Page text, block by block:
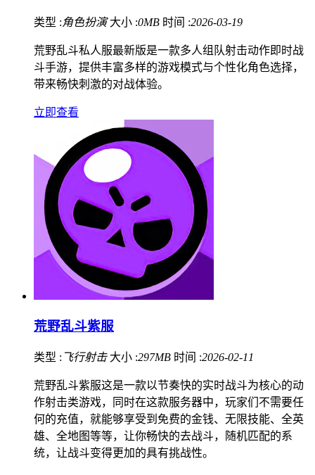
类型 :角色扮演 大小 :0MB 时间 :2026-03-19
荒野乱斗私人服最新版是一款多人组队射击动作即时战
斗手游，提供丰富多样的游戏模式与个性化角色选择，
带来畅快刺激的对战体验。
立即查看
荒野乱斗紫服
类型 : 飞行射击 大小 :297MB 时间 :2026-02-11
荒野乱斗紫服这是一款以节奏快的实时战斗为核心的动
作射击类游戏，同时在这款服务器中，玩家们不需要任
何的充值，就能够享受到免费的金钱、无限技能、全英
雄、全地图等等，让你畅快的去战斗，随机匹配的系
统，让战斗变得更加的具有挑战性。